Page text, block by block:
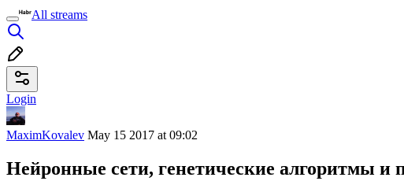
All streams
Login
MaximKovalev May 15 2017 at 09:02
Нейронные сети, генетические алгоритмы